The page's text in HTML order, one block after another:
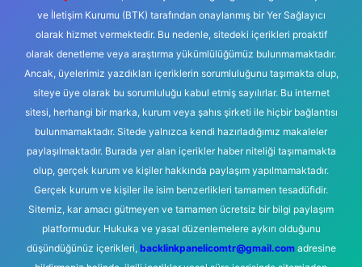
ve İletişim Kurumu (BTK) tarafından onaylanmış bir Yer Sağlayıcı
olarak hizmet vermektedir. Bu nedenle, sitedeki içerikleri proaktif
olarak denetleme veya araştırma yükümlülüğümüz bulunmamaktadır.
Ancak, üyelerimiz yazdıkları içeriklerin sorumluluğunu taşımakta olup,
siteye üye olarak bu sorumluluğu kabul etmiş sayılırlar. Bu internet
sitesi, herhangi bir marka, kurum veya şahıs şirketi ile hiçbir bağlantısı
bulunmamaktadır. Sitede yalnızca kendi hazırladığımız makaleler
paylaşılmaktadır. Burada yer alan içerikler haber niteliği taşımamakta
olup, gerçek kurum ve kişiler hakkında paylaşım yapılmamaktadır.
Gerçek kurum ve kişiler ile isim benzerlikleri tamamen tesadüfidir.
Sitemiz, kar amacı gütmeyen ve tamamen ücretsiz bir bilgi paylaşım
platformudur. Hukuka ve yasal düzenlemelere aykırı olduğunu
düşündüğünüz içerikleri, backlinkpanelicomtr@gmail.comadresine